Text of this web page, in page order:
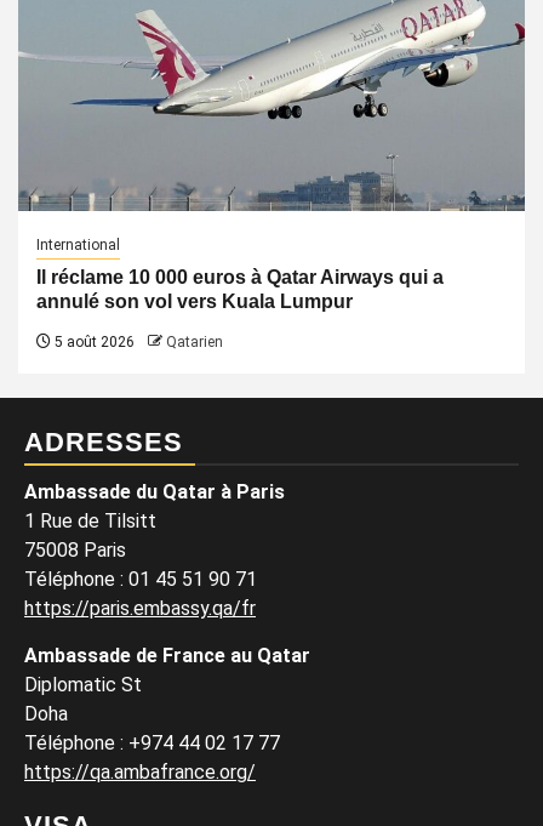
International
Il réclame 10 000 euros à Qatar Airways qui a
annulé son vol vers Kuala Lumpur
5 août 2026 Qatarien
ADRESSES
Ambassade du Qatar à Paris
1 Rue de Tilsitt
75008 Paris
Téléphone : 01 45 51 90 71
https://paris.embassy.qa/fr
Ambassade de France au Qatar
Diplomatic St
Doha
Téléphone : +974 44 02 17 77
https://qa.ambafrance.org/